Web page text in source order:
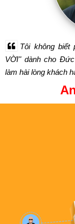
Tôi không biết
VỜI" dành cho
làm hài lòng khách